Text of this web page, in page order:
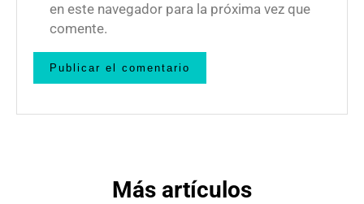
en este navegador para la próxima vez que
comente.
Más artículos